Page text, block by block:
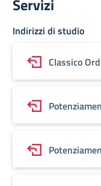
Servizi
Indirizzi di studio
Classico